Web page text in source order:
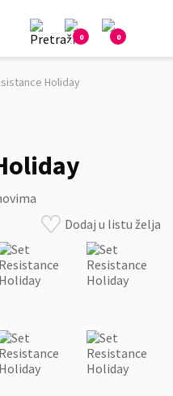
0 0
Holiday
Dodaj u listu želja